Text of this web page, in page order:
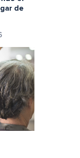
de